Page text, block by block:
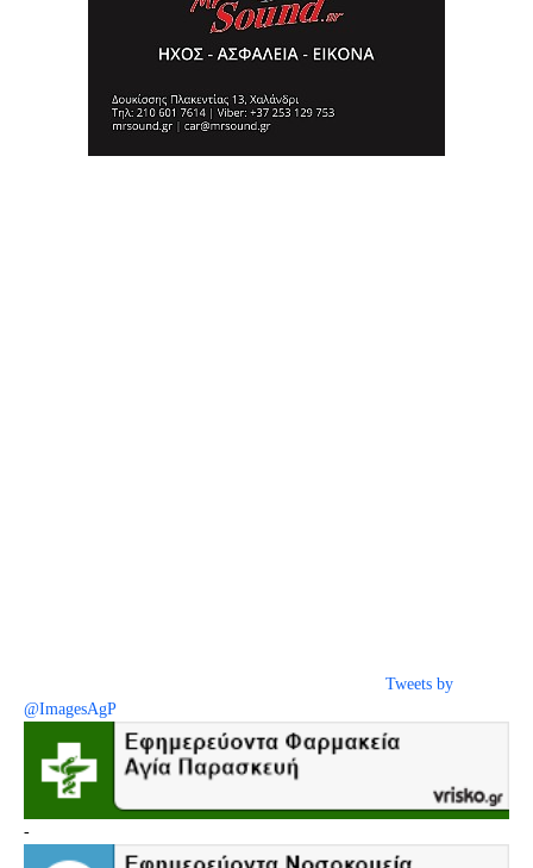
Tweets by
@ImagesAgP
-